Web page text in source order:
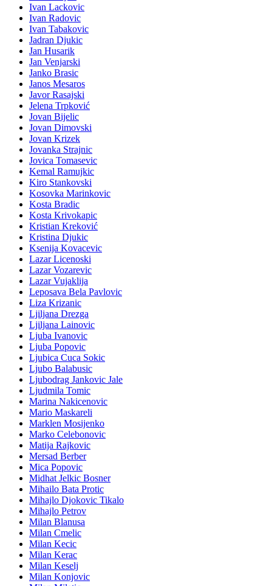
Ivan Lackovic
Ivan Radovic
Ivan Tabakovic
Jadran Djukic
Jan Husarik
Jan Venjarski
Janko Brasic
Janos Mesaros
Javor Rasajski
Jelena Trpković
Jovan Bijelic
Jovan Dimovski
Jovan Krizek
Jovanka Strajnic
Jovica Tomasevic
Kemal Ramujkic
Kiro Stankovski
Kosovka Marinkovic
Kosta Bradic
Kosta Krivokapic
Kristian Kreković
Kristina Djukic
Ksenija Kovacevic
Lazar Licenoski
Lazar Vozarevic
Lazar Vujaklija
Leposava Bela Pavlovic
Liza Krizanic
Ljiljana Drezga
Ljiljana Lainovic
Ljuba Ivanovic
Ljuba Popovic
Ljubica Cuca Sokic
Ljubo Balabusic
Ljubodrag Jankovic Jale
Ljudmila Tomic
Marina Nakicenovic
Mario Maskareli
Marklen Mosijenko
Marko Celebonovic
Matija Rajkovic
Mersad Berber
Mica Popovic
Midhat Jelkic Bosner
Mihailo Bata Protic
Mihajlo Djokovic Tikalo
Mihajlo Petrov
Milan Blanusa
Milan Cmelic
Milan Kecic
Milan Kerac
Milan Keselj
Milan Konjovic